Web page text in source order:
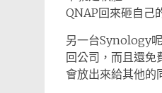
QNAP回來砸自己
另一台Synology
回公司，而且還免
會放出來給其他的